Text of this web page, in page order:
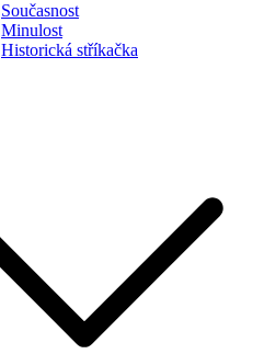
Současnost
Minulost
Historická stříkačka